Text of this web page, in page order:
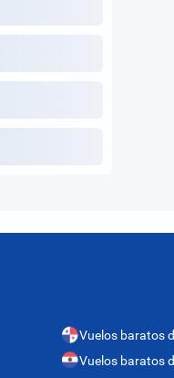
Vuelos baratos
Vuelos baratos